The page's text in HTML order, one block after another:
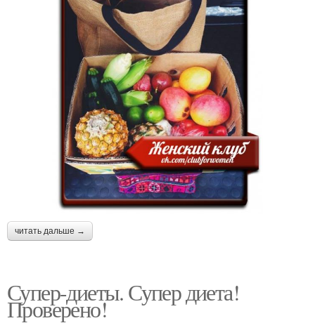
читать дальше →
Супер-диеты. Супер диета!
Проверено!